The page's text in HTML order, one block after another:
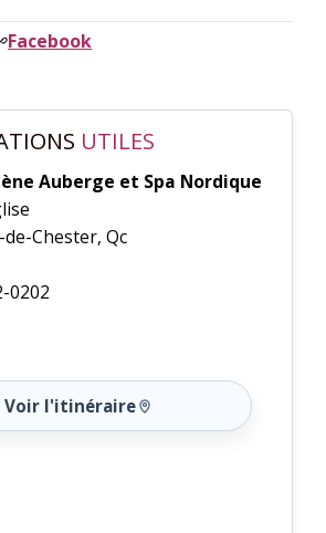
Facebook
UTILES
Auberge et Spa Nordique
Chester, Qc
0202
Voir l'itinéraire